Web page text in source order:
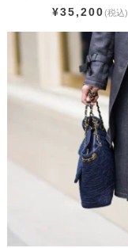
¥35,200(税込)